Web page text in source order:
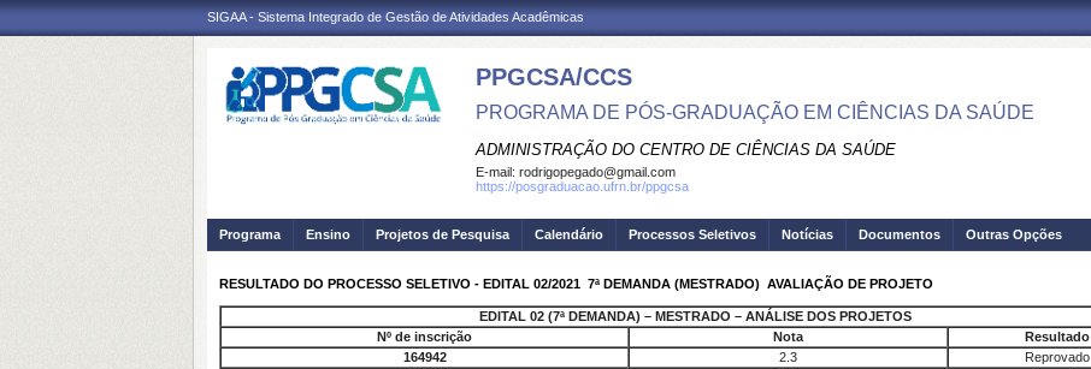
SIGAA - Sistema Integrado de Gestão de Atividades Acadêmicas
PPGCSA/CCS
PROGRAMA DE PÓS-GRADUAÇÃO EM CIÊNCIAS DA SAÚDE
ADMINISTRAÇÃO DO CENTRO DE CIÊNCIAS DA SAÚDE
E-mail: rodrigopegado@gmail.com
https://posgraduacao.ufrn.br/ppgcsa
Programa Ensino Projetos de Pesquisa Calendário Processos Seletivos Notícias Documentos Outras Opções
RESULTADO DO PROCESSO SELETIVO - EDITAL 02/2021  7ª DEMANDA (MESTRADO)  AVALIAÇÃO DE PROJETO
EDITAL 02 (7ª DEMANDA) – MESTRADO – ANÁLISE DOS PROJETOS
Nº de inscrição
Nota
Resultado
164942
2.3
Reprovado